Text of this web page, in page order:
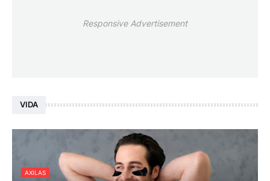
Responsive Advertisement
VIDA
AXILAS